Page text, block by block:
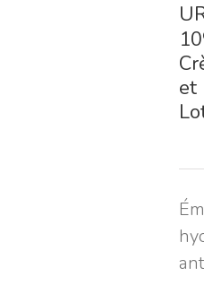
et